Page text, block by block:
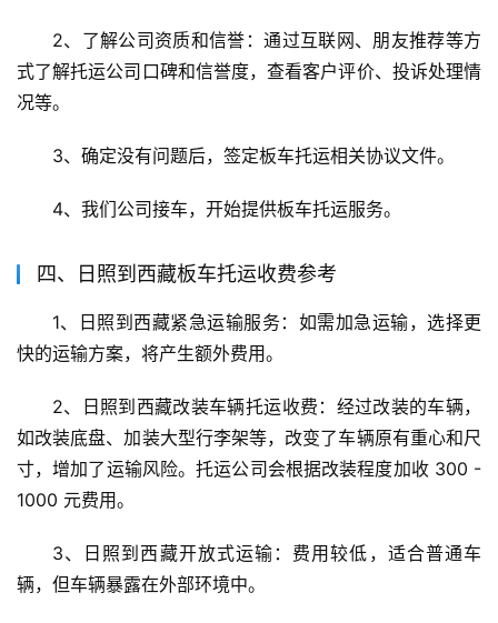
2、了解公司资质和信誉：通过互联网、朋友推荐等方
式了解托运公司口碑和信誉度，查看客户评价、投诉处理情
况等。
3、确定没有问题后，签定板车托运相关协议文件。
4、我们公司接车，开始提供板车托运服务。
四、日照到西藏板车托运收费参考
1、日照到西藏紧急运输服务：如需加急运输，选择更
快的运输方案，将产生额外费用。
2、日照到西藏改装车辆托运收费：经过改装的车辆，
如改装底盘、加装大型行李架等，改变了车辆原有重心和尺
寸，增加了运输风险。托运公司会根据改装程度加收 300 -
1000 元费用。
3、日照到西藏开放式运输：费用较低，适合普通车
辆，但车辆暴露在外部环境中。